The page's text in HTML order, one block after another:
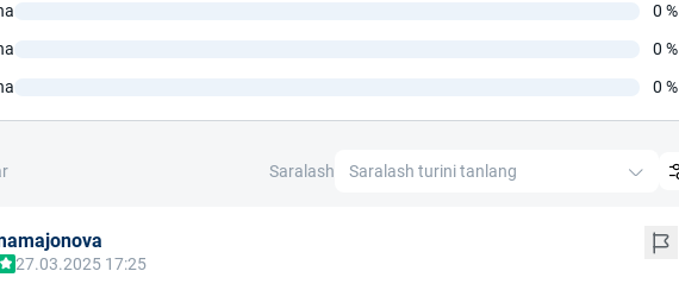
0 %
0 %
0 %
Saralash Saralash turini tanlang
27.03.2025 17:25